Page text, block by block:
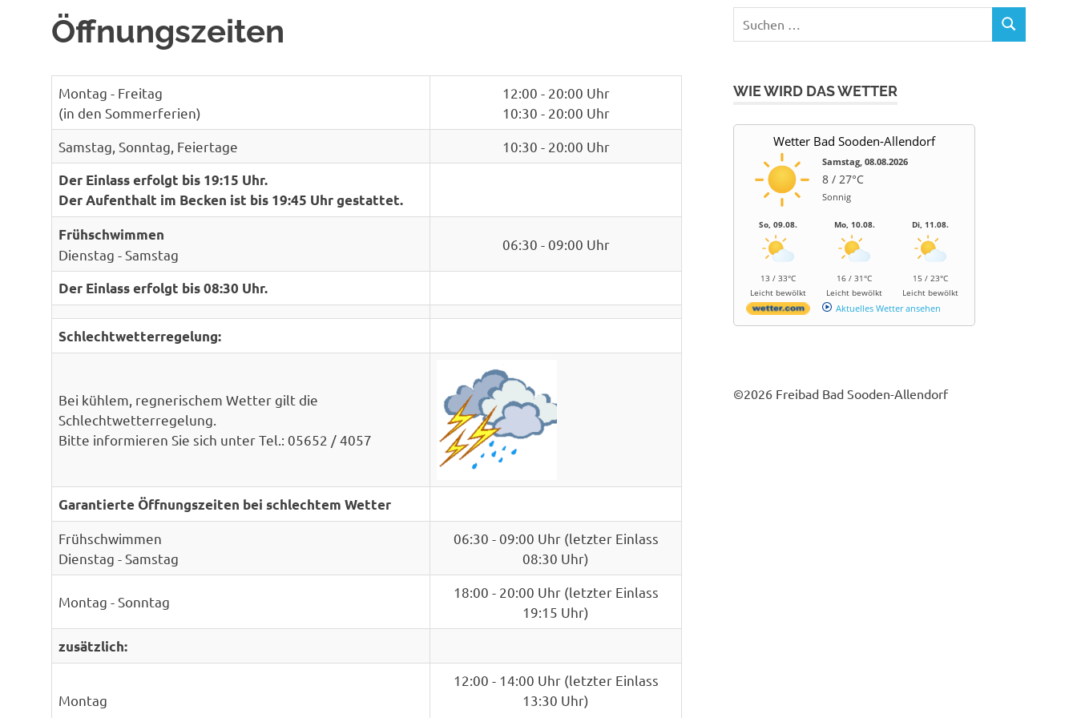
Öffnungszeiten
Montag - Freitag
(in den Sommerferien)
12:00 - 20:00 Uhr
10:30 - 20:00 Uhr
Samstag, Sonntag, Feiertage
10:30 - 20:00 Uhr
Der Einlass erfolgt bis 19:15 Uhr.
Der Aufenthalt im Becken ist bis 19:45 Uhr gestattet.
Frühschwimmen
Dienstag - Samstag
06:30 - 09:00 Uhr
Der Einlass erfolgt bis 08:30 Uhr.
Schlechtwetterregelung:
Bei kühlem, regnerischem Wetter gilt die
Schlechtwetterregelung.
Bitte informieren Sie sich unter Tel.: 05652 / 4057
Garantierte Öffnungszeiten bei schlechtem Wetter
Frühschwimmen
Dienstag - Samstag
06:30 - 09:00 Uhr (letzter Einlass
08:30 Uhr)
Montag - Sonntag
18:00 - 20:00 Uhr (letzter Einlass
19:15 Uhr)
zusätzlich:
Montag
12:00 - 14:00 Uhr (letzter Einlass
13:30 Uhr)
nach:
SUCHEN
WIE WIRD DAS WETTER
Wetter Bad Sooden-Allendorf
Samstag, 08.08.2026
8 / 27°C
Sonnig
So, 09.08.
13 / 33°C
Leicht bewölkt
Mo, 10.08.
16 / 31°C
Leicht bewölkt
Di, 11.08.
15 / 23°C
Leicht bewölkt
Aktuelles Wetter ansehen
©2026 Freibad Bad Sooden-Allendorf